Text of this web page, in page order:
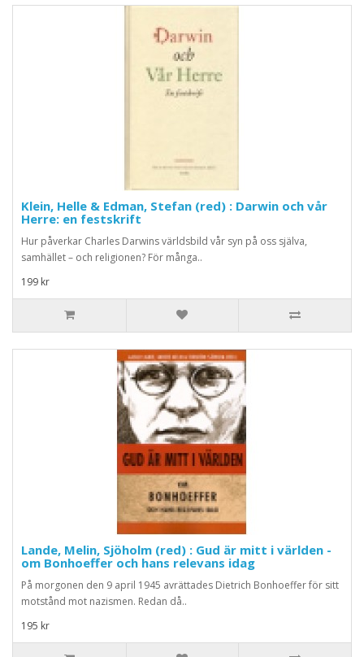
Klein, Helle & Edman, Stefan (red) : Darwin och vår
Herre: en festskrift
Hur påverkar Charles Darwins världsbild vår syn på oss själva,
samhället – och religionen? För många..
199 kr
Lande, Melin, Sjöholm (red) : Gud är mitt i världen -
om Bonhoeffer och hans relevans idag
På morgonen den 9 april 1945 avrättades Dietrich Bonhoeffer för sitt
motstånd mot nazismen. Redan då..
195 kr